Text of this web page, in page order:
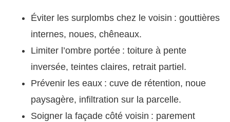
Éviter les surplombs chez le voisin : gouttières
internes, noues, chêneaux.
Limiter l’ombre portée : toiture à pente
inversée, teintes claires, retrait partiel.
Prévenir les eaux : cuve de rétention, noue
paysagère, infiltration sur la parcelle.
Soigner la façade côté voisin : parement